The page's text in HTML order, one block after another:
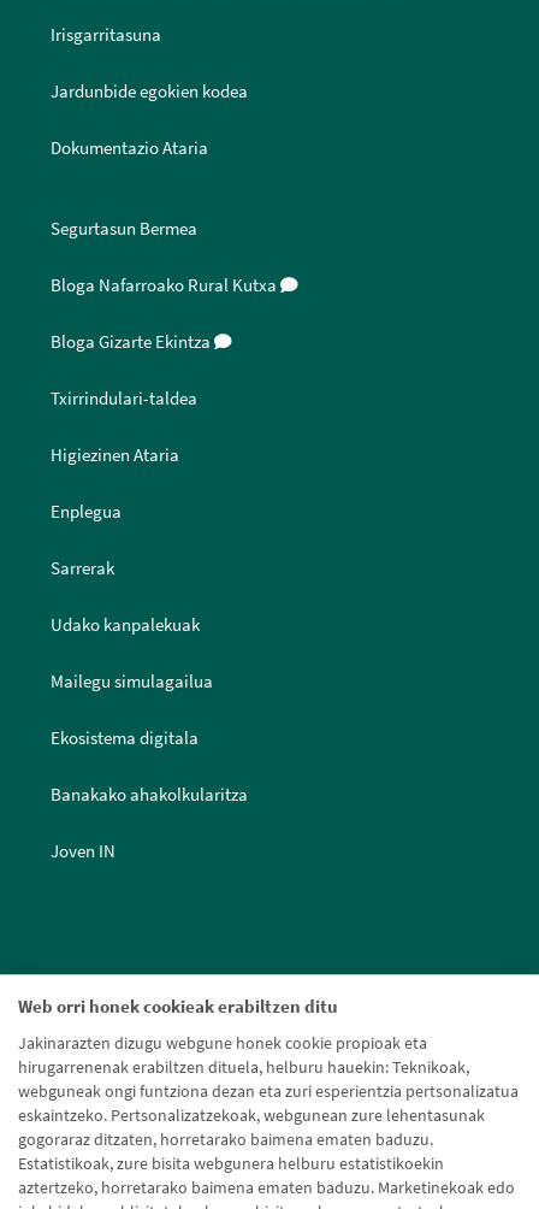
Web orri honek cookieak erabiltzen ditu
Jakinarazten dizugu webgune honek cookie propioak eta
hirugarrenenak erabiltzen dituela, helburu hauekin: Teknikoak,
webguneak ongi funtziona dezan eta zuri esperientzia pertsonalizatua
eskaintzeko. Pertsonalizatzekoak, webgunean zure lehentasunak
gogoraraz ditzaten, horretarako baimena ematen baduzu.
Estatistikoak, zure bisita webgunera helburu estatistikoekin
aztertzeko, horretarako baimena ematen baduzu. Marketinekoak edo
Irisgarritasuna
Jardunbide egokien kodea
Dokumentazio Ataria
Segurtasun Bermea
Bloga Nafarroako Rural Kutxa
Bloga Gizarte Ekintza
Txirrindulari-taldea
Higiezinen Ataria
Enplegua
Sarrerak
Udako kanpalekuak
Mailegu simulagailua
Ekosistema digitala
Banakako ahakolkularitza
Joven IN